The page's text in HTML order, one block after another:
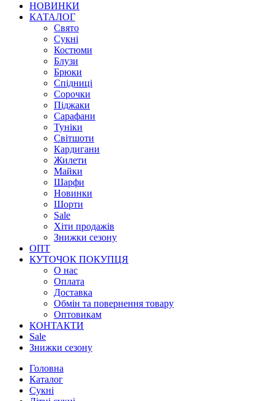
НОВИНКИ
КАТАЛОГ
Свято
Сукні
Костюми
Блузи
Брюки
Спідниці
Сорочки
Піджаки
Сарафани
Туніки
Світшоти
Кардигани
Жилети
Майки
Шарфи
Новинки
Шорти
Sale
Хіти продажів
Знижки сезону
ОПТ
КУТОЧОК ПОКУПЦЯ
О нас
Оплата
Доставка
Обмін та повернення товару
Оптовикам
КОНТАКТИ
Sale
Знижки сезону
Головна
Каталог
Сукні